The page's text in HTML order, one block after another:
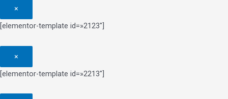
×
[elementor-template id=»2123″]
×
[elementor-template id=»2213″]